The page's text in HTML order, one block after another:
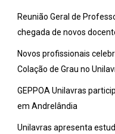
Reunião Geral de
chegada de novos
Novos profissionais
Colação de Grau no
GEPPOA Unilavras
em Andrelândia
Unilavras apresenta